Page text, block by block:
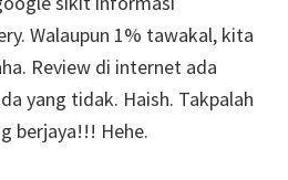
Walaupun 1% tawakal, kita
Review di internet ada
yang tidak. Haish. Takpalah
berjaya!!! Hehe.